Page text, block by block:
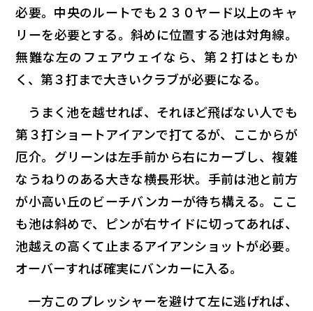
必要。中央のルートでも２３０ヤード以上のキャ
リーを必要とする。斜めに位置する池は対角線。
無難な左のフェアウェイなら、第２打はともか
く、第３打まで大きいクラブが必要になる。
うまく池を越せれば、それほど飛ばない人でも
第３打ショートアイアンで打てるが、ここからが
厄介。グリーンは左手前から右にカーブし、複雑
なうねりのある大きな横長形状。手前は池と前方
が小高い丘のビーチバンカーが待ち構える。ここ
も池は斜めで、ピンが右サイドに切ってあれば、
池越えの高くて止まるアイアンショットが必要。
オーバーすれば確実にバンカーに入る。
一方このプレッシャーを避けて左に逃げれば、